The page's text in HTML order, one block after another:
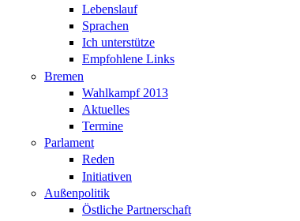
Lebenslauf
Sprachen
Ich unterstütze
Empfohlene Links
Bremen
Wahlkampf 2013
Aktuelles
Termine
Parlament
Reden
Initiativen
Außenpolitik
Östliche Partnerschaft